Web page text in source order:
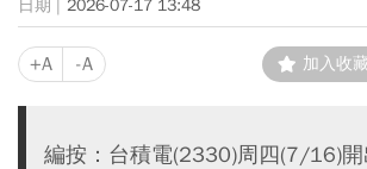
2026-07-17 13:48
+A -A 加入收藏
編按：台積電(2330)周四(7/16)開